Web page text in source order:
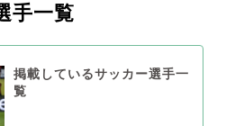
手一覧
掲載しているサッカー選手一
覧